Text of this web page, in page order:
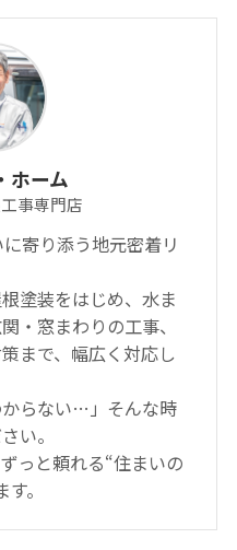
ホーム
事専門店
寄り添う地元密着リ
塗装をはじめ、水ま
・窓まわりの工事、
まで、幅広く対応し
からない…」そんな時
い。
っと頼れる“住まいの
。